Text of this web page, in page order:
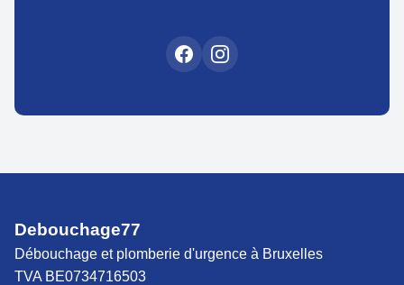
Debouchage77
Débouchage et plomberie d'urgence à Bruxelles
TVA BE0734716503